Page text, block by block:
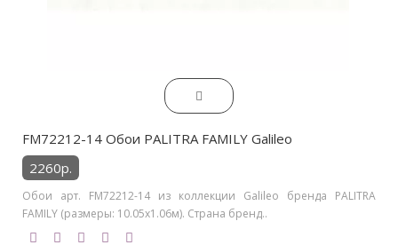
FM72212-14 Обои PALITRA FAMILY Galileo
2260р.
Обои арт. FM72212-14 из коллекции Galileo бренда PALITRA
FAMILY (размеры: 10.05х1.06м). Страна бренд..